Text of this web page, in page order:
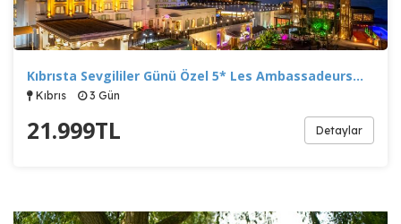
Kıbrısta Sevgililer Günü Özel 5* Les Ambassadeurs…
Kıbrıs 3 Gün
21.999TL Detaylar